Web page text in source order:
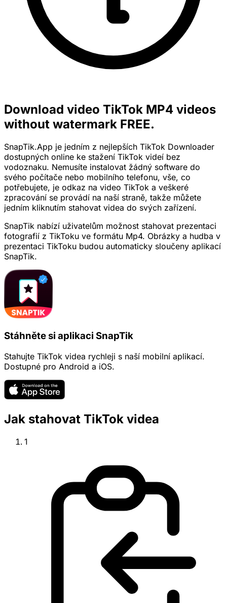
Download video TikTok MP4 videos
without watermark FREE.
SnapTik.App je jedním z nejlepších TikTok Downloader
dostupných online ke stažení TikTok videí bez
vodoznaku. Nemusíte instalovat žádný software do
svého počítače nebo mobilního telefonu, vše, co
potřebujete, je odkaz na video TikTok a veškeré
zpracování se provádí na naší straně, takže můžete
jedním kliknutím stahovat videa do svých zařízení.
SnapTik nabízí uživatelům možnost stahovat prezentaci
fotografií z TikToku ve formátu Mp4. Obrázky a hudba v
prezentaci TikToku budou automaticky sloučeny aplikací
SnapTik.
Stáhněte si aplikaci SnapTik
Stahujte TikTok videa rychleji s naší mobilní aplikací.
Dostupné pro Android a iOS.
Jak stahovat TikTok videa
1